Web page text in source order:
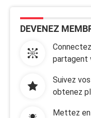
DEVENEZ
partagent
Suivez
obtenez
Mettez